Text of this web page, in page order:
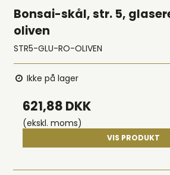
Bonsai-skål, str. 5,
oliven
STR5-GLU-RO-OLIVEN
Ikke på lager
621,88 DKK
(ekskl. moms)
VIS PRODUKT